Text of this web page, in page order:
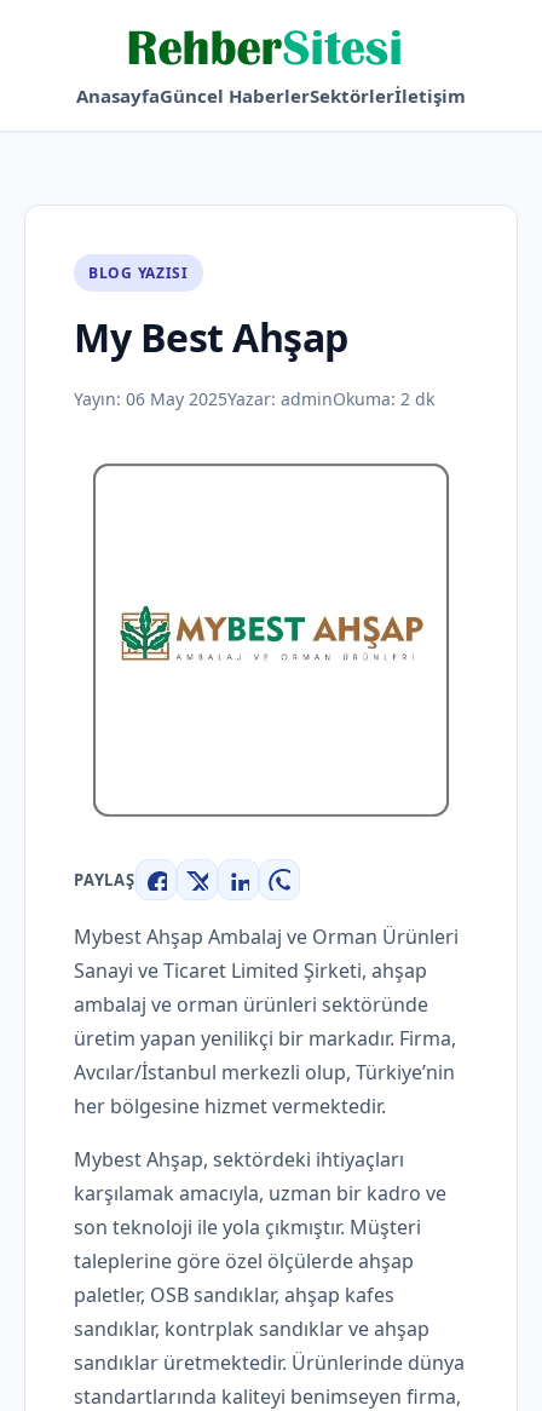
AnasayfaGüncel HaberlerSektörlerİletişim
BLOG YAZISI
My Best Ahşap
Yayın: 06 May 2025Yazar: adminOkuma: 2 dk
PAYLAŞ
Facebook
X LinkedInWhatsApp
Mybest Ahşap Ambalaj ve Orman Ürünleri
Sanayi ve Ticaret Limited Şirketi, ahşap
ambalaj ve orman ürünleri sektöründe
üretim yapan yenilikçi bir markadır. Firma,
Avcılar/İstanbul merkezli olup, Türkiye’nin
her bölgesine hizmet vermektedir.
Mybest Ahşap, sektördeki ihtiyaçları
karşılamak amacıyla, uzman bir kadro ve
son teknoloji ile yola çıkmıştır. Müşteri
taleplerine göre özel ölçülerde ahşap
paletler, OSB sandıklar, ahşap kafes
sandıklar, kontrplak sandıklar ve ahşap
sandıklar üretmektedir. Ürünlerinde dünya
standartlarında kaliteyi benimseyen firma,